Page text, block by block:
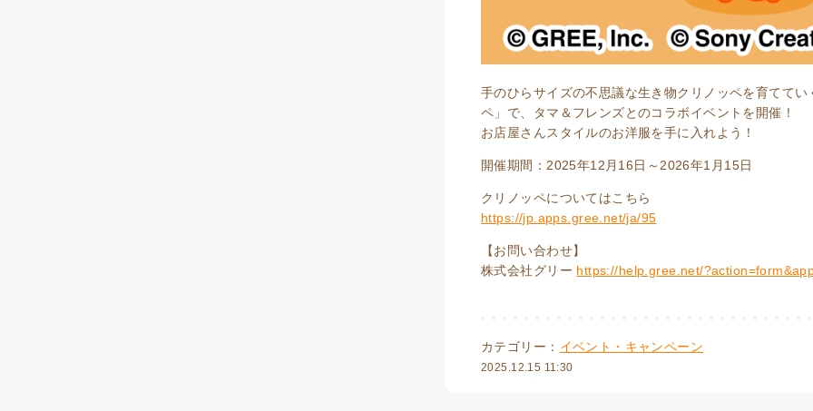
手のひらサイズの不思議な生き物クリノッペを育てて
ペ」で、タマ＆フレンズとのコラボイベントを開催！
お店屋さんスタイルのお洋服を手に入れよう！
開催期間：2025年12月16日～2026年1月15日
クリノッペについてはこちら
https://jp.apps.gree.net/ja/95
【お問い合わせ】
株式会社グリー https://help.gree.net/
カテゴリー： イベント・キャンペーン
2025.12.15 11:30